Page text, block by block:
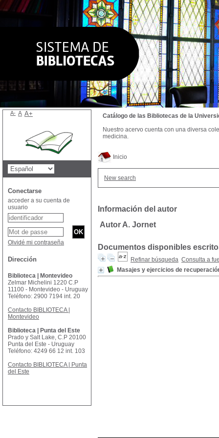
Inicio
New search
Información del autor
Autor A. Jornet
Documentos disponibles
Refinar búsqueda Consulta a
Masajes y ejercicios de
Catálogo de las Bibliotecas de la
Nuestro acervo cuenta con una diversa
medicina.
A- A A+
Conectarse
acceder a su cuenta de
usuario
Olvidé mi contraseña
Dirección
Biblioteca | Montevideo
Zelmar Michelini 1220 C.P
11100 - Montevideo - Uruguay
Teléfono: 2900 7194 int. 20
Contacto BIBLIOTECA |
Montevideo
Biblioteca | Punta del Este
Prado y Salt Lake, C.P 20100
Punta del Este - Uruguay
Teléfono: 4249 66 12 int. 103
Contacto BIBLIOTECA | Punta
del Este